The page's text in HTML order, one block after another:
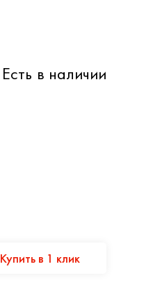
Есть в наличии
Купить в 1 клик